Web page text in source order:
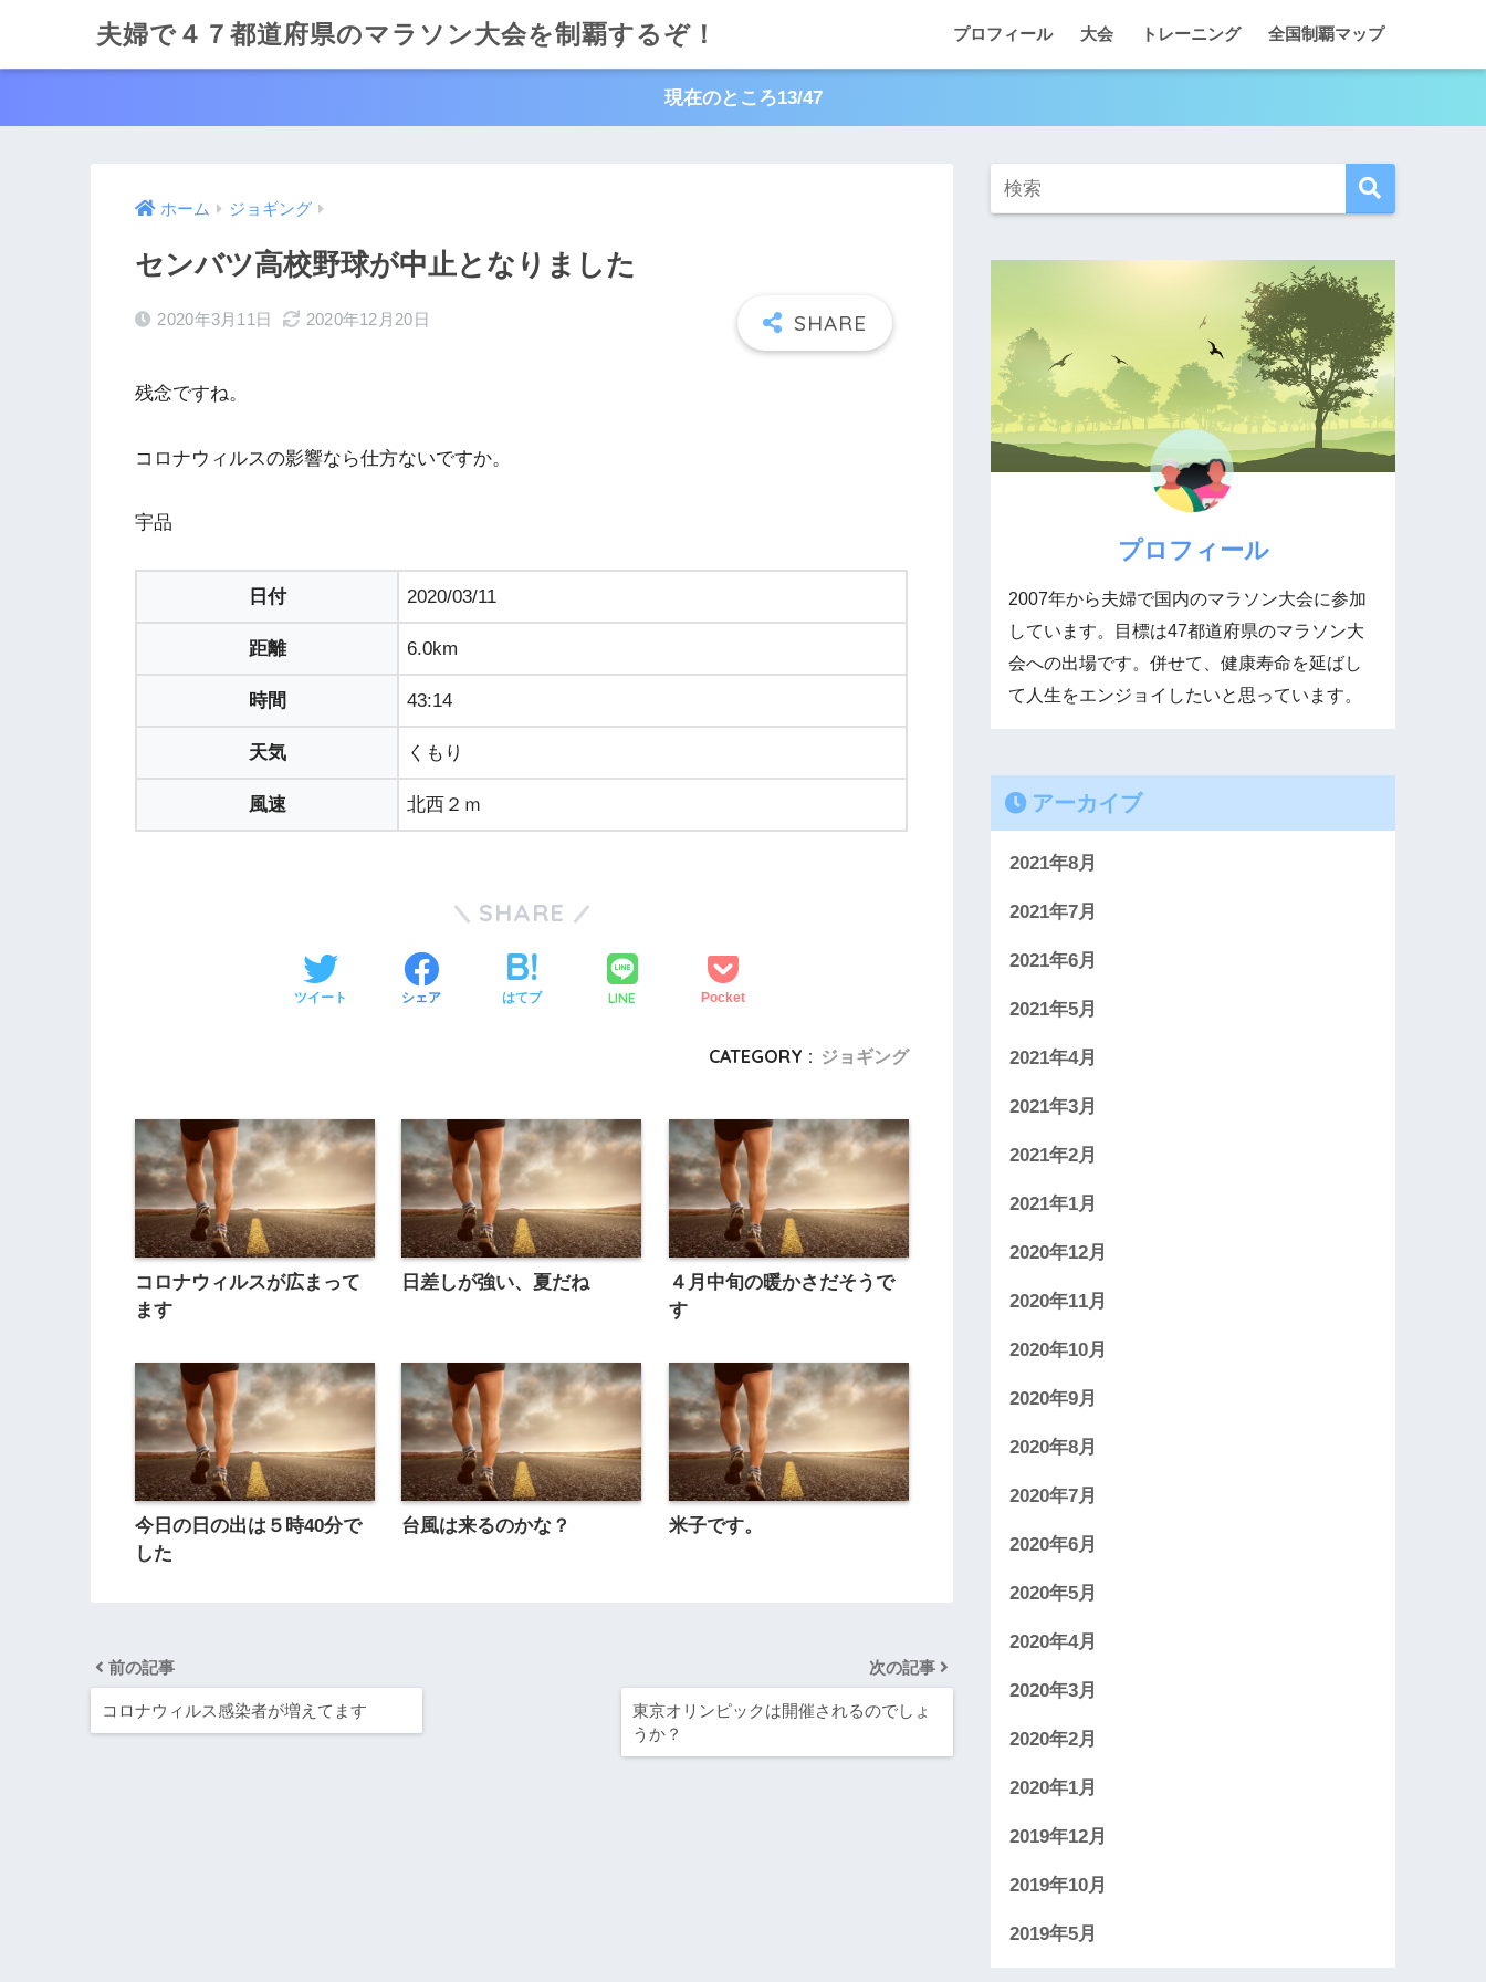
夫婦で４７都道府県のマラソン大会を制覇するぞ！ プロフィール 大会 トレーニング 全国制覇マップ
現在のところ13/47
ホーム ジョギング
センバツ高校野球が中止となりました
2020年3月11日 2020年12月20日
残念ですね。
コロナウィルスの影響なら仕方ないですか。
宇品
日付 2020/03/11
距離 6.0km
時間 43:14
天気 くもり
風速 北西２ｍ
SHARE
ツイート シェア はてブ LINE Pocket
CATEGORY : ジョギング
コロナウィルスが広まって
ます
日差しが強い、夏だね
４月中旬の暖かさだそうで
す
今日の日の出は５時40分で
した
台風は来るのかな？ 米子です。
前の記事
コロナウィルス感染者が増えてます
次の記事
東京オリンピックは開催されるのでしょ
うか？
プロフィール
2007年から夫婦で国内のマラソン大会に参加
しています。目標は47都道府県のマラソン大
会への出場です。併せて、健康寿命を延ばし
て人生をエンジョイしたいと思っています。
アーカイブ
2021年8月
2021年7月
2021年6月
2021年5月
2021年4月
2021年3月
2021年2月
2021年1月
2020年12月
2020年11月
2020年10月
2020年9月
2020年8月
2020年7月
2020年6月
2020年5月
2020年4月
2020年3月
2020年2月
2020年1月
2019年12月
2019年10月
2019年5月